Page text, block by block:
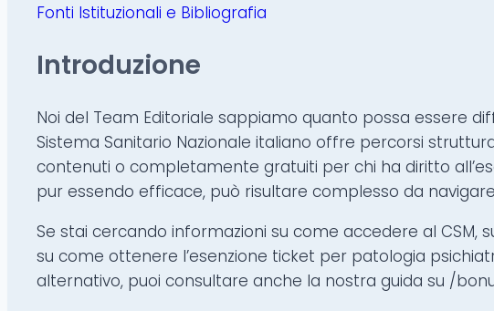
Fonti Istituzionali e Bibliografia
Introduzione
Noi del Team Editoriale sappiamo quanto possa essere
Sistema Sanitario Nazionale italiano offre percorsi
contenuti o completamente gratuiti per chi ha diritto
pur essendo efficace, può risultare complesso da
Se stai cercando informazioni su come accedere al CSM,
su come ottenere l’esenzione ticket per patologia
alternativo, puoi consultare anche la nostra guida su /